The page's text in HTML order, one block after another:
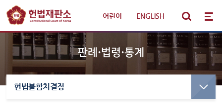
어린이 ENGLISH
선고·변론사건
판례·법령·통계
헌법불합치결정